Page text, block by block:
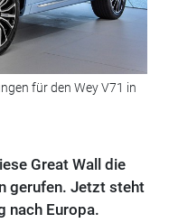
für den Wey V71 in
Great Wall die
gerufen. Jetzt steht
nach Europa.